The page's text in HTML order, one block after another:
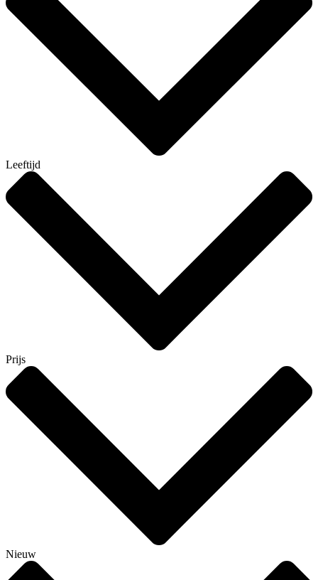
Leeftijd
Prijs
Nieuw